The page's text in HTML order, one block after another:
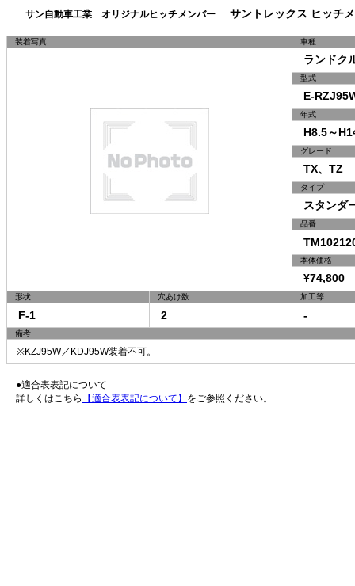
サン自動車工業 オリジナルヒッチメンバー サントレックス ヒッチ
装着写真 車種
ランドク
型式
E-
年式
H8.5～
グレード
TX、TZ
タイプ
スタンダ
品番
本体価格
¥74,800
形状 穴あけ数 加工等
F-1 2 -
備考
※KZJ95W／KDJ95W装着不可。
●適合表表記について
詳しくはこちら
【適合表表記について】 をご参照ください。